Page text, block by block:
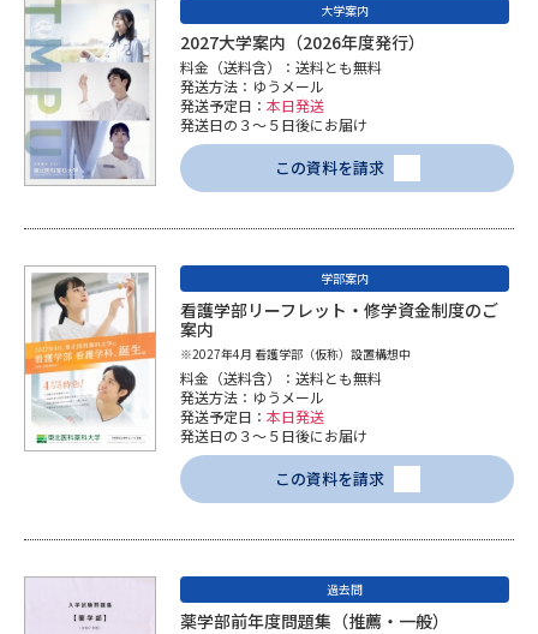
併願校選び 受験スケジュールを立てよう
先輩が入学を決めた理由 テレメール全国一斉進学調査
新生活お役立ちガイド
大学で学びたい学問発見
学問のミニ講義「夢ナビ講義」 学問分野解説
夢ナビライブ
ユーザーサポート
Ｑ＆Ａ よくあるご質問 大学進学IDについて
大学案内
2027大学案内（2026年度発行）
料金（送料含）：送料とも無料
発送方法：ゆうメール
発送予定日： 本日発送
発送日の３～５日後にお届け
この資料を請求
学部案内
看護学部リーフレット・修学資金制度のご
案内
※2027年4月 看護学部（仮称）設置構想中
料金（送料含）：送料とも無料
発送方法：ゆうメール
発送予定日： 本日発送
発送日の３～５日後にお届け
この資料を請求
過去問
薬学部前年度問題集（推薦・一般）